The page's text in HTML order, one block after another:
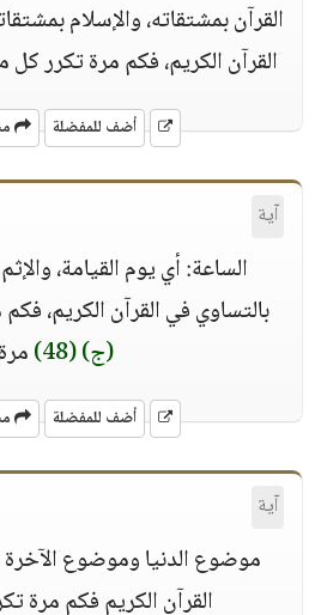
القرآن بمشتقاته، والإسلام
القرآن الكريم، فكم مرة تكرر كل
أضف للمفضلة
آية
الساعة: أي يوم القيامة،
بالتساوي في القرآن الكريم،
(ج)(48)
أضف للمفضلة
آية
موضوع الدنيا وموضوع الآخرة
القرآن الكريم فكم مرة